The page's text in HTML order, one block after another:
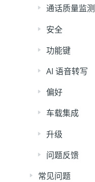
通话质量监测
安全
功能键
AI 语音转写
偏好
车载集成
升级
问题反馈
常见问题